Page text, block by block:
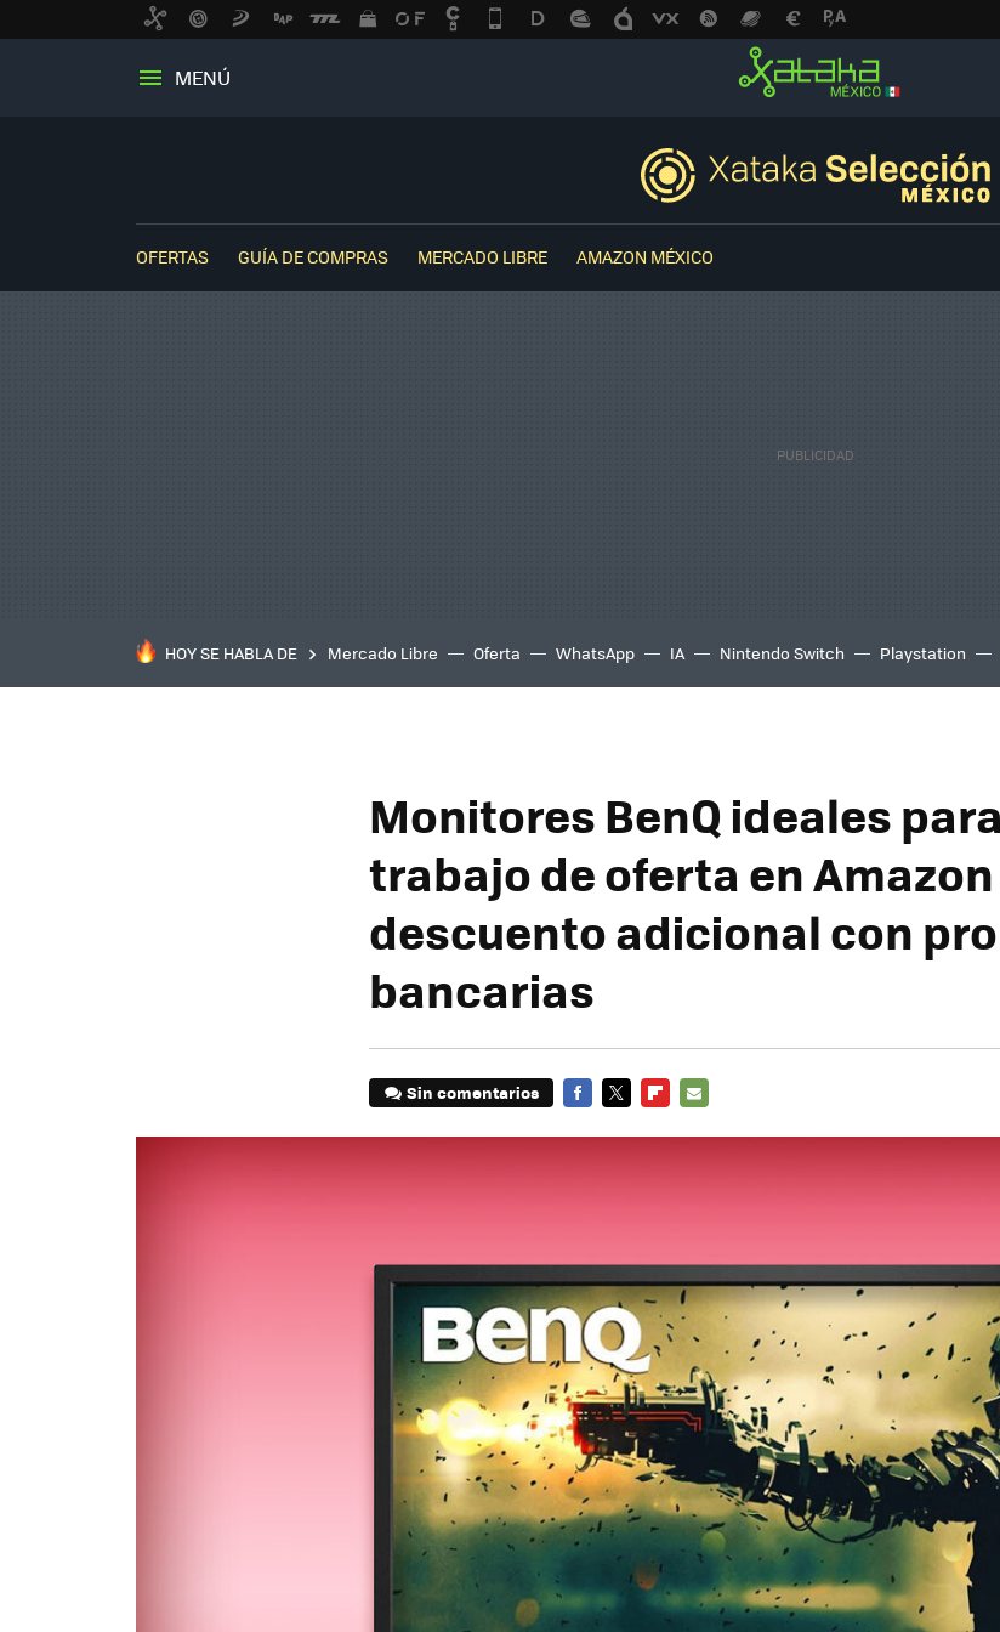
MENÚ
OFERTAS GUÍA DE COMPRAS MERCADO LIBRE AMAZON MÉXICO
HOY SE HABLA DE Mercado Libre Oferta WhatsApp IA Nintendo Switch Playstation
Monitores BenQ ideales
trabajo de oferta en
descuento adicional con
bancarias
Sin comentarios